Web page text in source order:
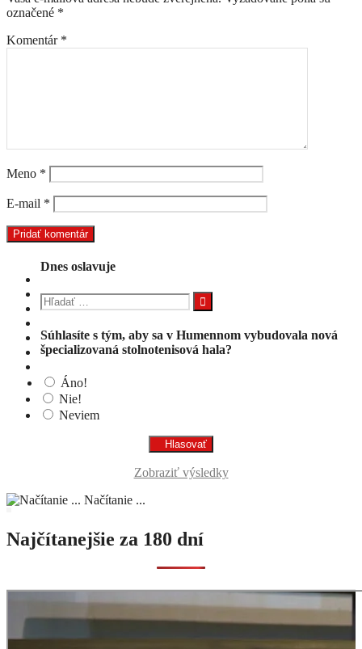
označené *
Komentár *
Meno *
E-mail *
Dnes oslavuje
Hľadať:
Súhlasíte s tým, aby sa v Humennom vybudovala nová
špecializovaná stolnotenisová hala?
Áno!
Nie!
Neviem
Zobraziť výsledky
Načítanie ...
Najčítanejšie za 180 dní